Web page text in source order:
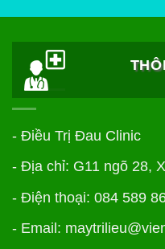
- Điều Trị Đau Clinic
- Địa chỉ: G11 ngõ 28,
- Điện thoại: 084 589
- Email: